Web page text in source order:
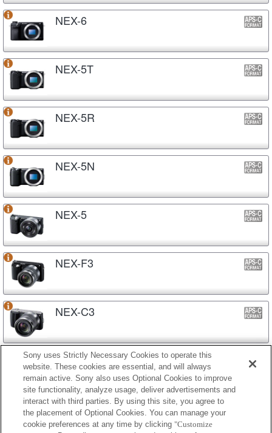
NEX-6
NEX-5T
NEX-5R
NEX-5N
NEX-5
NEX-F3
NEX-C3
NEX-3N
NEX-3
Sony uses Strictly Necessary Cookies to operate this
website. These cookies are essential, and will always
remain active. Sony also uses Optional Cookies to improve
site functionality, analyze usage, deliver advertisements and
interact with third parties. By using this site, you agree to
the placement of Optional Cookies. You can manage your
cookie preferences at any time by clicking "Customize